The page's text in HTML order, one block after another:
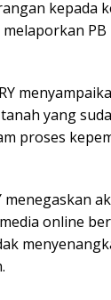
kepada
PB
yang
proses
menegaskan
online